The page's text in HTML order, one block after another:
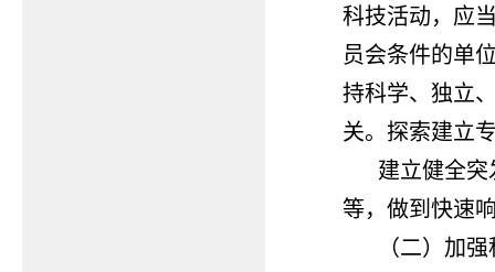
科技活动，应
员会条件的单
持科学、独立
关。探索建立
建立健全
等，做到快速
（二）加